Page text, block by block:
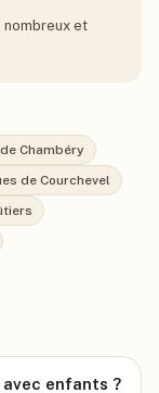
nombreux et
Chambéry
de Courchevel
enfants ?